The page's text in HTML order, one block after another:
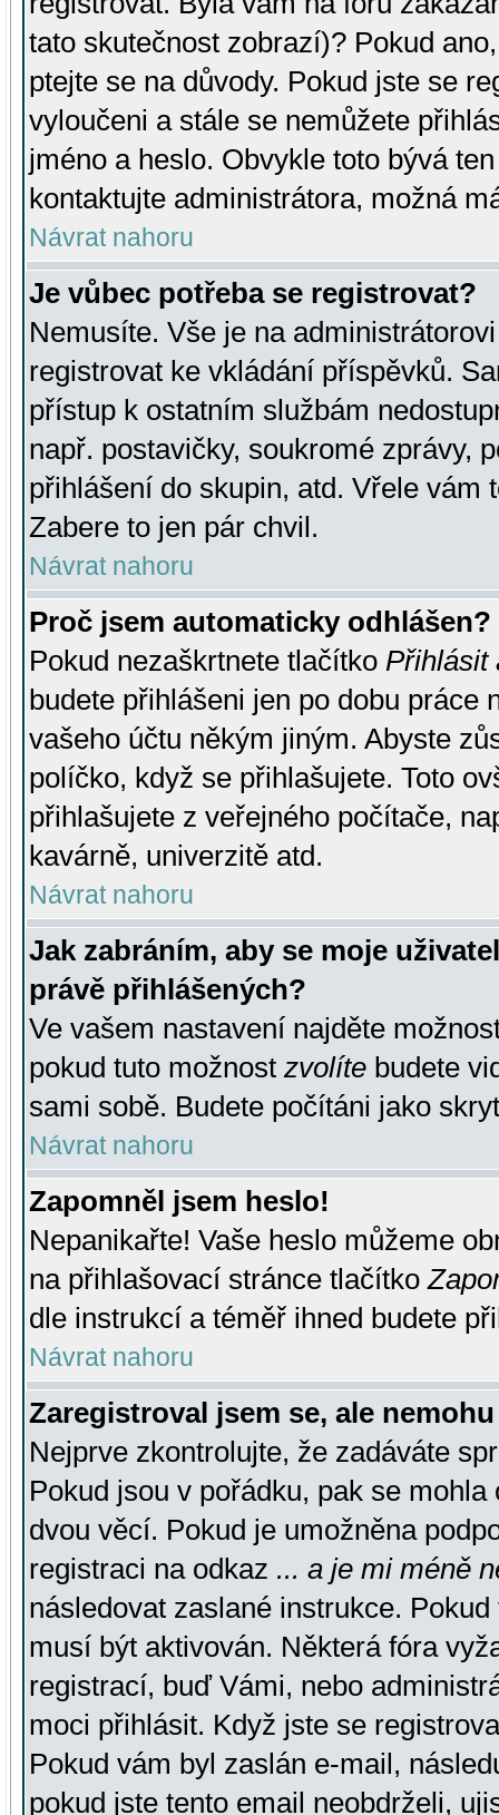
tato skutečnost zobrazí)? Pokud
ptejte se na důvody. Pokud jste se
vyloučeni a stále se nemůžete
jméno a heslo. Obvykle toto bývá
kontaktujte administrátora, možná
Návrat nahoru
Je vůbec potřeba se registrovat?
Nemusíte. Vše je na
registrovat ke vkládání příspěvků.
přístup k ostatním službám
např. postavičky, soukromé zprávy,
přihlášení do skupin, atd. Vřele vám
Zabere to jen pár chvil.
Návrat nahoru
Proč jsem automaticky odhlášen?
Pokud nezaškrtnete tlačítko Přihlásit
budete přihlášeni jen po dobu práce
vašeho účtu někým jiným. Abyste
políčko, když se přihlašujete. Toto
přihlašujete z veřejného počítače,
kavárně, univerzitě atd.
Návrat nahoru
Jak zabráním, aby se moje
právě přihlášených?
Ve vašem nastavení najděte
pokud tuto možnost zvolíte budete
sami sobě. Budete počítáni jako
Návrat nahoru
Zapomněl jsem heslo!
Nepanikařte! Vaše heslo můžeme
na přihlašovací stránce tlačítko
dle instrukcí a téměř ihned budete
Návrat nahoru
Zaregistroval jsem se, ale
Nejprve zkontrolujte, že zadáváte
Pokud jsou v pořádku, pak se
dvou věcí. Pokud je umožněna
registraci na odkaz ... a je mi méně
následovat zaslané instrukce.
musí být aktivován. Některá fóra
registrací, buď Vámi, nebo
moci přihlásit. Když jste se
Pokud vám byl zaslán e-mail,
pokud jste tento email neobdrželi,